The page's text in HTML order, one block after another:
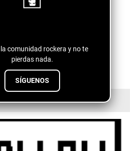
la comunidad rockera y no te
pierdas nada.
SÍGUENOS